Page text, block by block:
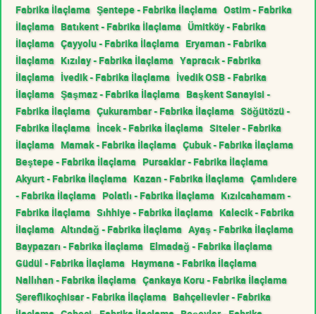
Fabrika İlaçlama Şentepe - Fabrika İlaçlama Ostim - Fabrika
İlaçlama Batıkent - Fabrika İlaçlama Ümitköy - Fabrika
İlaçlama Çayyolu - Fabrika İlaçlama Eryaman - Fabrika
İlaçlama Kızılay - Fabrika İlaçlama Yapracık - Fabrika
İlaçlama İvedik - Fabrika İlaçlama İvedik OSB - Fabrika
İlaçlama Şaşmaz - Fabrika İlaçlama Başkent Sanayisi -
Fabrika İlaçlama Çukurambar - Fabrika İlaçlama Söğütözü -
Fabrika İlaçlama İncek - Fabrika İlaçlama Siteler - Fabrika
İlaçlama Mamak - Fabrika İlaçlama Çubuk - Fabrika İlaçlama
Beştepe - Fabrika İlaçlama Pursaklar - Fabrika İlaçlama
Akyurt - Fabrika İlaçlama Kazan - Fabrika İlaçlama Çamlıdere
- Fabrika İlaçlama Polatlı - Fabrika İlaçlama Kızılcahamam -
Fabrika İlaçlama Sıhhiye - Fabrika İlaçlama Kalecik - Fabrika
İlaçlama Altındağ - Fabrika İlaçlama Ayaş - Fabrika İlaçlama
Baypazarı - Fabrika İlaçlama Elmadağ - Fabrika İlaçlama
Güdül - Fabrika İlaçlama Haymana - Fabrika İlaçlama
Nallıhan - Fabrika İlaçlama Çankaya Koru - Fabrika İlaçlama
Şereflikoçhisar - Fabrika İlaçlama Bahçelievler - Fabrika